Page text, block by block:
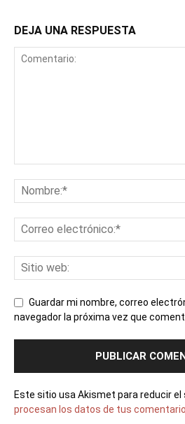
DEJA UNA RESPUESTA
Guardar mi nombre, correo
navegador la próxima vez que
Este sitio usa Akismet para reducir el
procesan los datos de tus